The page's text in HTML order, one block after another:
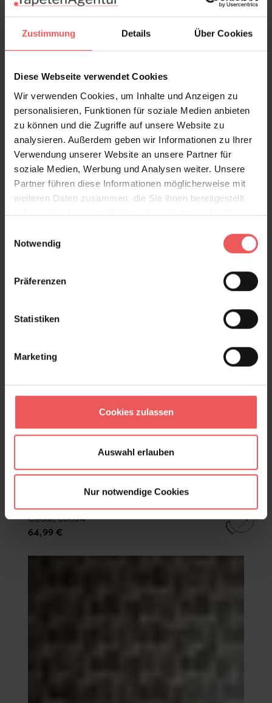
Zustimmung Details Über Cookies
Diese Webseite verwendet Cookies
Wir verwenden Cookies, um Inhalte und Anzeigen zu
personalisieren, Funktionen für soziale Medien anbieten
zu können und die Zugriffe auf unsere Website zu
analysieren. Außerdem geben wir Informationen zu Ihrer
Verwendung unserer Website an unsere Partner für
soziale Medien, Werbung und Analysen weiter. Unsere
Partner führen diese Informationen möglicherweise mit
weiteren Daten zusammen, die Sie ihnen bereitgestellt
haben oder die sie im Rahmen Ihrer Nutzung der Dienste
Notwendig
Präferenzen
Statistiken
Marketing
Cookies zulassen
Auswahl erlauben
Nur notwendige Cookies
Bewertungen
Sie haben Fragen zum Produkt?
Frage stellen
+49 (0)221 932 81 82
Cedar, col.04
64,99 €